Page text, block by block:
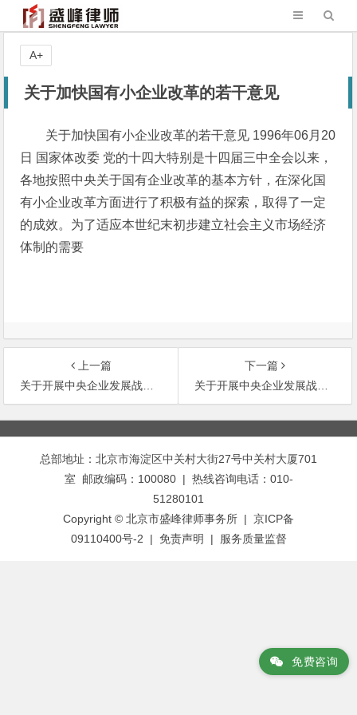
关于加快国有小企业改革的若干意见
关于加快国有小企业改革的若干意见 1996年06月20
日 国家体改委 党的十四大特别是十四届三中全会以来，
各地按照中央关于国有企业改革的基本方针，在深化国
有小企业改革方面进行了积极有益的探索，取得了一定
的成效。为了适应本世纪末初步建立社会主义市场经济
体制的需要
A+
上一篇
关于开展中央企业发展战略与规划编制工作的通知
下一篇
关于开展中央企业发展战略与规划编制工作的补充通知
文
章
总部地址：北京市海淀区中关村大街27号中关村大厦701
室 邮政编码：100080 | 热线咨询电话：010-
51280101
Copyright © 北京市盛峰律师事务所 | 京ICP备
09110400号-2 | 免责声明 | 服务质量监督
免费咨询